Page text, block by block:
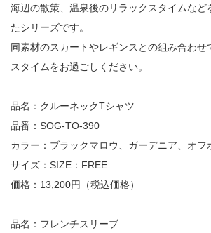
海辺の散策、温泉後のリラックスタイムなど
たシリーズです。
同素材のスカートやレギンスとの組み合わせ
スタイムをお過ごしください。
品名：クルーネックTシャツ
品番：SOG-TO-390
カラー：ブラックマロウ、ガーデニア、オフ
サイズ：SIZE：FREE
価格：13,200円（税込価格）
品名：フレンチスリーブ